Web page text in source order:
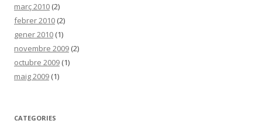
març 2010 (2)
febrer 2010 (2)
gener 2010 (1)
novembre 2009 (2)
octubre 2009 (1)
maig 2009 (1)
CATEGORIES